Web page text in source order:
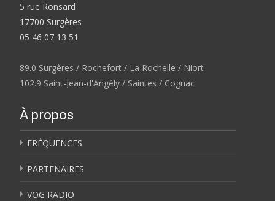
5 rue Ronsard
17700 Surgères
05 46 07 13 51
89.0 Surgères / Rochefort / La Rochelle / Niort
102.9 Saint-Jean-d'Angély / Saintes / Cognac
À propos
FRÉQUENCES
PARTENAIRES
VOG RADIO